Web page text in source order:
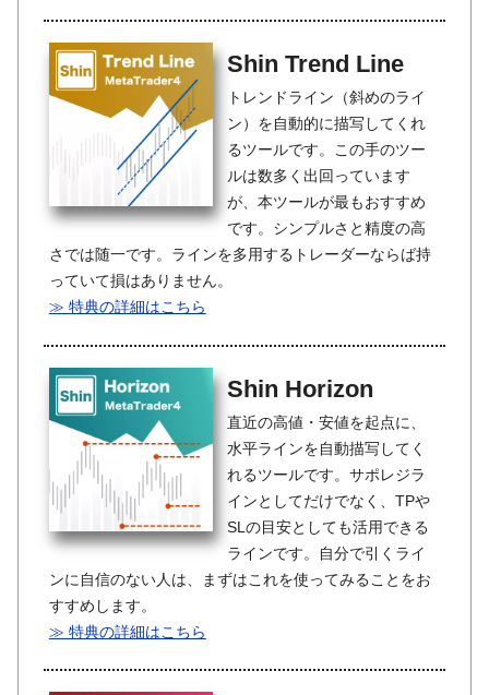
Shin Trend Line
トレンドライン（斜めのライ
ン）を自動的に描写してくれ
るツールです。この手のツー
ルは数多く出回っています
が、本ツールが最もおすすめ
です。シンプルさと精度の高
さでは随一です。ラインを多用するトレーダーならば持
っていて損はありません。
≫ 特典の詳細はこちら
Shin Horizon
直近の高値・安値を起点に、
水平ラインを自動描写してく
れるツールです。サポレジラ
インとしてだけでなく、TPや
SLの目安としても活用できる
ラインです。自分で引くライ
ンに自信のない人は、まずはこれを使ってみることをお
すすめします。
≫ 特典の詳細はこちら